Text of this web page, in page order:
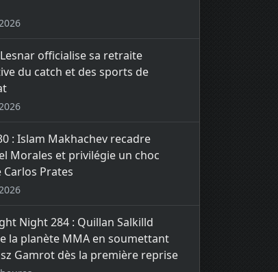
officialise sa retraite
du catch et des sports de
: Islam Makhachev recadre
Morales et privilégie un choc
Prates
Night 284 : Quillan Salkilld
la planète MMA en soumettant
Gamrot dès la première reprise